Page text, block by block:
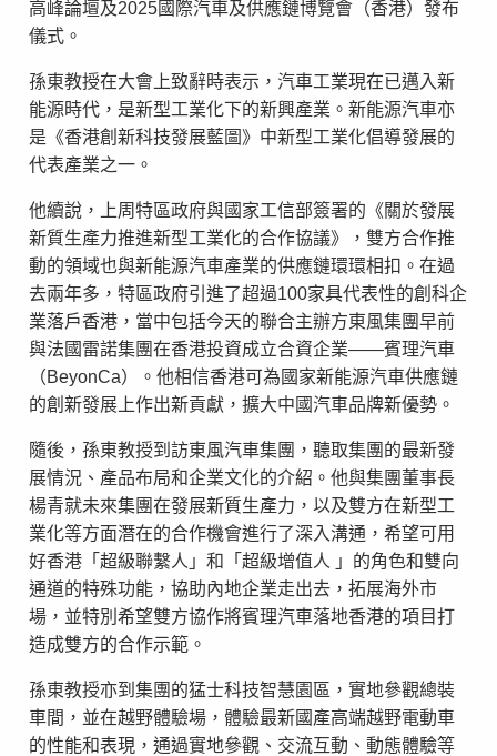
高峰論壇及2025國際汽車及供應鏈博覽會（香港）發布
儀式。
孫東教授在大會上致辭時表示，汽車工業現在已邁入新
能源時代，是新型工業化下的新興產業。新能源汽車亦
是《香港創新科技發展藍圖》中新型工業化倡導發展的
代表產業之一。
他續說，上周特區政府與國家工信部簽署的《關於發展
新質生產力推進新型工業化的合作協議》，雙方合作推
動的領域也與新能源汽車產業的供應鏈環環相扣。在過
去兩年多，特區政府引進了超過100家具代表性的創科企
業落戶香港，當中包括今天的聯合主辦方東風集團早前
與法國雷諾集團在香港投資成立合資企業——賓理汽車
（BeyonCa）。他相信香港可為國家新能源汽車供應鏈
的創新發展上作出新貢獻，擴大中國汽車品牌新優勢。
隨後，孫東教授到訪東風汽車集團，聽取集團的最新發
展情況、產品布局和企業文化的介紹。他與集團董事長
楊青就未來集團在發展新質生產力，以及雙方在新型工
業化等方面潛在的合作機會進行了深入溝通，希望可用
好香港「超級聯繫人」和「超級增值人 」的角色和雙向
通道的特殊功能，協助內地企業走出去，拓展海外市
場，並特別希望雙方協作將賓理汽車落地香港的項目打
造成雙方的合作示範。
孫東教授亦到集團的猛士科技智慧園區，實地參觀總裝
車間，並在越野體驗場，體驗最新國產高端越野電動車
的性能和表現，通過實地參觀、交流互動、動態體驗等